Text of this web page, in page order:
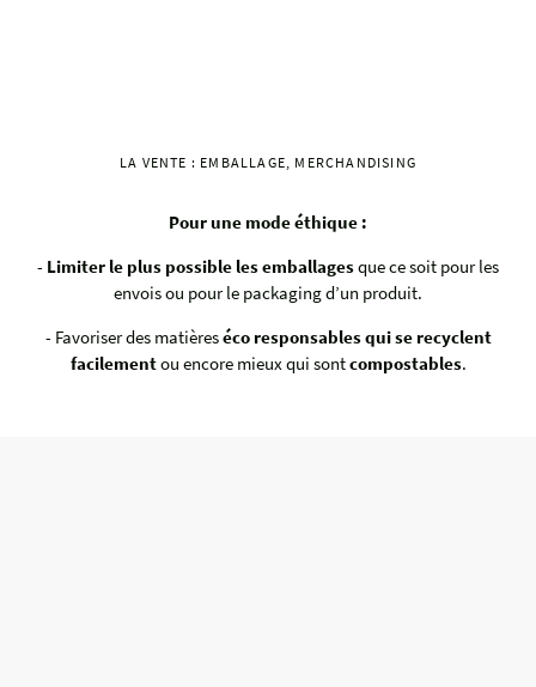
LA VENTE : EMBALLAGE, MERCHANDISING
Pour une mode éthique :
- Limiter le plus possible les emballagesque ce soit pour les
envois ou pour le packaging d’un produit.
- Favoriser des matièreséco responsables qui se recyclent
facilementou encore mieux qui sontcompostables.